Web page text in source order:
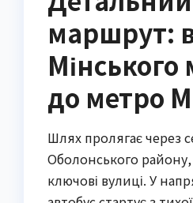
маршрут:
Мінського
до метро
Шлях пролягає через
Оболонського
ключові вулиці. У